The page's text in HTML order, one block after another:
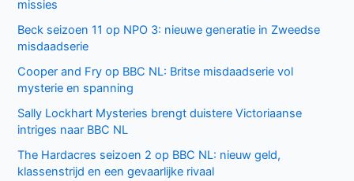
the Walter Boys
TV+
nieuwe HBO Max serie
Populair deze week
GIGN op Netflix: Franse actiethriller vol spanning en elite